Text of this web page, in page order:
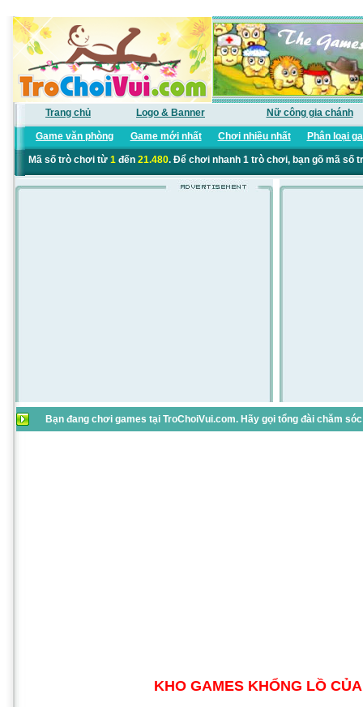
Trang chủ Logo & Banner Nữ công gia chánh
Game văn phòng Game mới nhất Chơi nhiều nhất Phân loại
Mã số trò chơi từ 1đến 21.480. Để chơi nhanh 1 trò chơi, bạn gõ mã số
Bạn đang chơi games tại TroChoiVui.com. Hãy gọi tổng đài chăm
KHO GAMES KHỔNG LỒ